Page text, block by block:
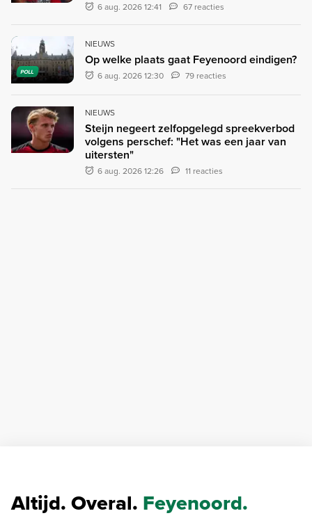
6 aug. 2026 12:41 67 reacties
POLL
NIEUWS
Op welke plaats gaat Feyenoord eindigen?
6 aug. 2026 12:30 79 reacties
NIEUWS
Steijn negeert zelfopgelegd spreekverbod
volgens perschef: "Het was een jaar van
uitersten"
6 aug. 2026 12:26 11 reacties
Altijd. Overal. Feyenoord.